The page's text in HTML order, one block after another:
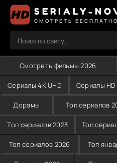
SERIALY-
СМОТРЕТЬ БЕСПЛАТНО
Смотреть фильмы 2026
Сериалы 4K UHD Сериалы HD
Дорамы Топ сериалов
Топ сериалов 2023 Топ
Топ сериалов 2026 Топ